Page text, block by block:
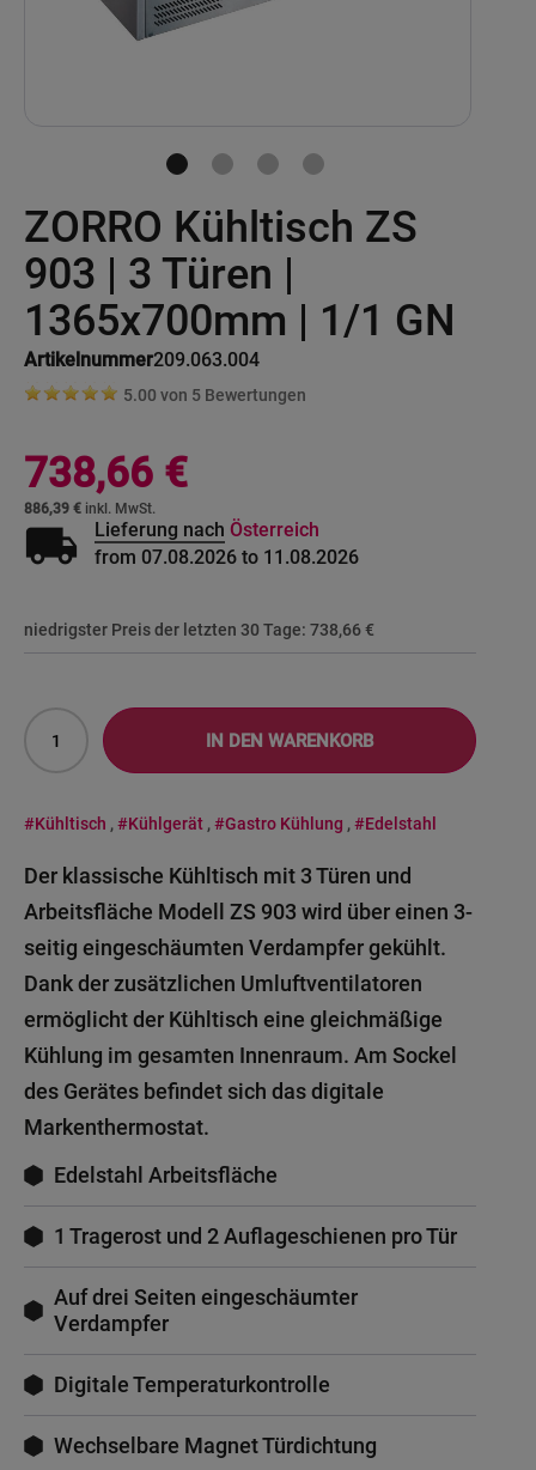
ZORRO Kühltisch ZS
903 | 3 Türen |
1365x700mm | 1/1 GN
Artikelnummer209.063.004
to
the
beginning
of
images
gallery
5.00 von 5 Bewertungen
886,39 €
738,66 €
local_shipping Lieferung nach Österreich
from 07.08.2026 to 11.08.2026
niedrigster Preis der letzten 30 Tage: 738,66 €
IN DEN WARENKORB
#Kühltisch ,#Kühlgerät ,#Gastro Kühlung ,#Edelstahl
Der klassische Kühltisch mit 3 Türen und
Arbeitsfläche Modell ZS 903 wird über einen 3-
seitig eingeschäumten Verdampfer gekühlt.
Dank der zusätzlichen Umluftventilatoren
ermöglicht der Kühltisch eine gleichmäßige
Kühlung im gesamten Innenraum. Am Sockel
des Gerätes befindet sich das digitale
Markenthermostat.
Edelstahl Arbeitsfläche
1 Tragerost und 2 Auflageschienen pro Tür
Auf drei Seiten eingeschäumter
Verdampfer
Digitale Temperaturkontrolle
Wechselbare Magnet Türdichtung